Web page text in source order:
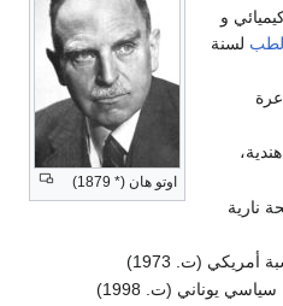
اوتو هان (* 1879)
و
لسنة
نارية
أمريكي (ت. 1973)
سياسي يوناني (ت. 1998)